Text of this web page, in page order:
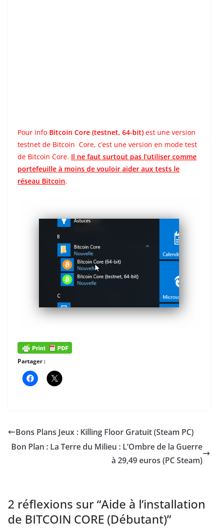
Pour info Bitcoin Core (testnet, 64-bit) est une version
testnet de Bitcoin Core, c’est une version en mode test
de Bitcoin Core. Il ne faut surtout pas l’utiliser comme
portefeuille à moins de vouloir aider aux tests le
réseau Bitcoin.
Partager :
Bons Plans Jeux : Killing Floor Gratuit (Steam PC)
Bon Plan : La Terre du Milieu : L’Ombre de la Guerre
à 29,49 euros (PC Steam)
2 réflexions sur “Aide à l’installation
de BITCOIN CORE (Débutant)”